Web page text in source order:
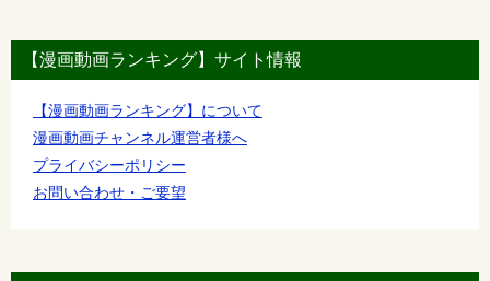
【漫画動画ランキング】サイト情報
【漫画動画ランキング】について
漫画動画チャンネル運営者様へ
プライバシーポリシー
お問い合わせ・ご要望